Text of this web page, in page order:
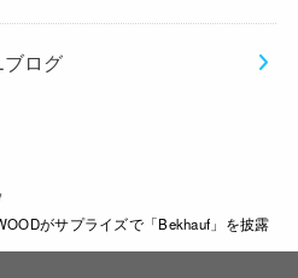
ログ
がサプライズで「Bekhauf」を披露